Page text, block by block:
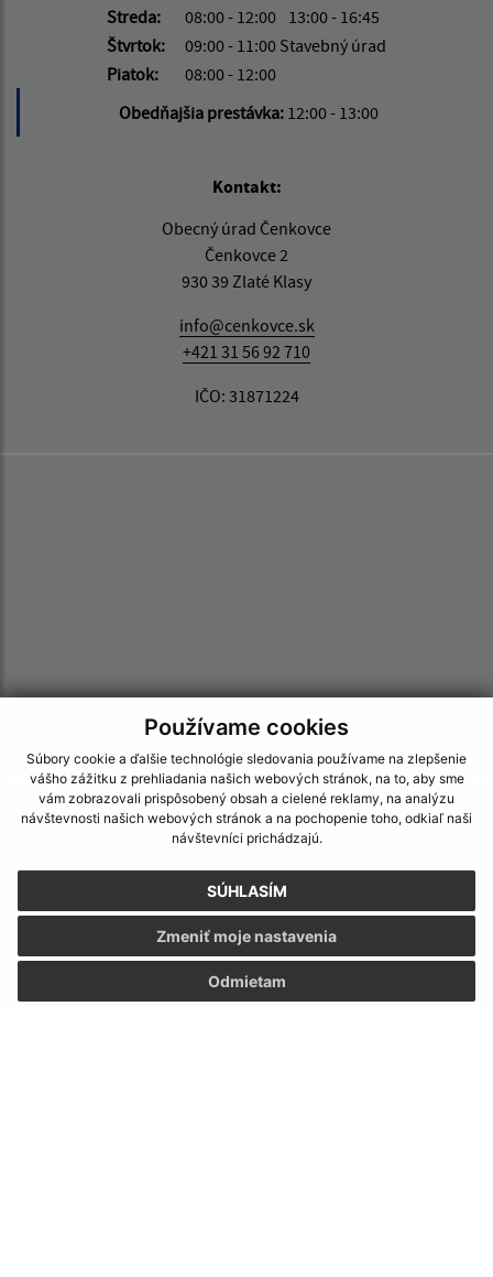
Používame cookies
Súbory cookie a ďalšie technológie sledovania používame na zlepšenie
vášho zážitku z prehliadania našich webových stránok, na to, aby sme
vám zobrazovali prispôsobený obsah a cielené reklamy, na analýzu
návštevnosti našich webových stránok a na pochopenie toho, odkiaľ naši
návštevníci prichádzajú.
SÚHLASÍM
Odmietam
Zmeniť moje nastavenia
Streda:
08:00 - 12:00 13:00 - 16:45
Štvrtok:
09:00 - 11:00 Stavebný úrad
Piatok:
08:00 - 12:00
Obedňajšia prestávka: 12:00 - 13:00
Kontakt:
Obecný úrad Čenkovce
Čenkovce 2
930 39 Zlaté Klasy
info@cenkovce.sk
+421 31 56 92 710
IČO: 31871224
Informácie o stránke:
Vyhlásenie o prístupnosti
Autorské práva
Ochrana osobných údajov
Navigácia:
Vytlačiť aktuálnu stránku